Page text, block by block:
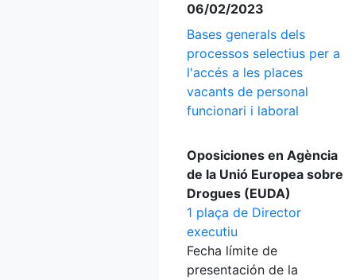
06/02/2023
Bases generals dels
processos selectius per a
l'accés a les places
vacants de personal
funcionari i laboral
Oposiciones en Agència
de la Unió Europea sobre
Drogues (EUDA)
1 plaça de Director
executiu
Fecha límite de
presentación de la